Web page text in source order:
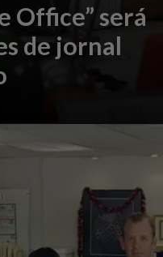
Office” será
de jornal